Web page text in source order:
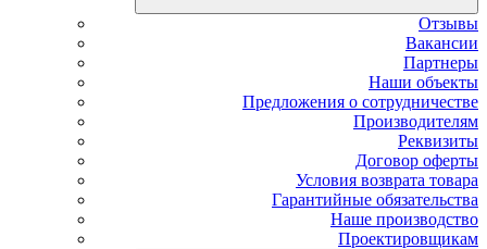
Отзывы
Вакансии
Партнеры
Наши объекты
Предложения о сотрудничестве
Производителям
Реквизиты
Договор оферты
Условия возврата товара
Гарантийные обязательства
Наше производство
Проектировщикам